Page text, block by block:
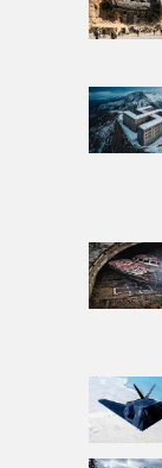
149.
151.